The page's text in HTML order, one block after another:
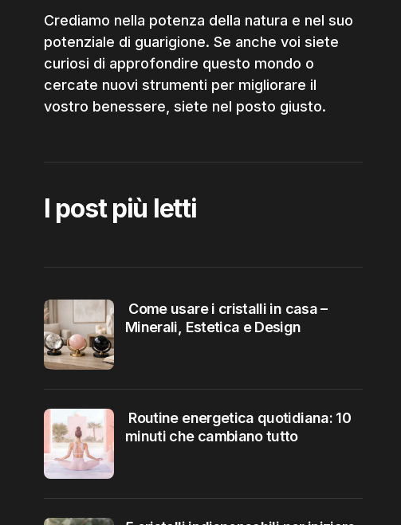
Crediamo nella potenza della natura e nel suo
potenziale di guarigione. Se anche voi siete
curiosi di approfondire questo mondo o
cercate nuovi strumenti per migliorare il
vostro benessere, siete nel posto giusto.
I post più letti
Come usare i cristalli in casa –
Minerali, Estetica e Design
Routine energetica quotidiana: 10
minuti che cambiano tutto